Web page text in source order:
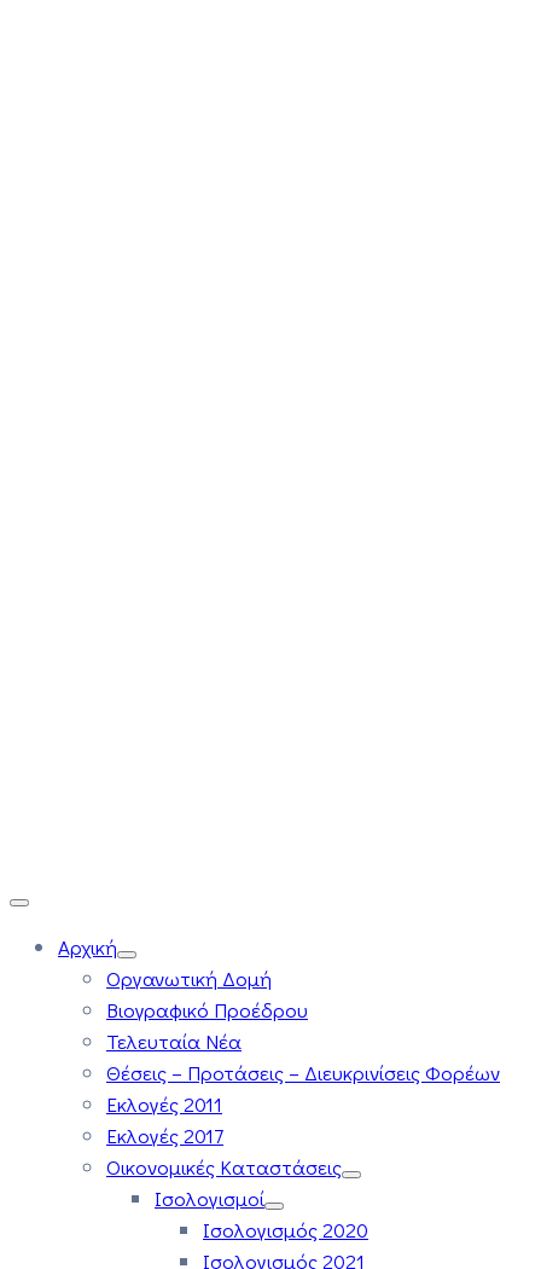
Αρχική
Οργανωτική Δομή
Βιογραφικό Προέδρου
Τελευταία Νέα
Θέσεις – Προτάσεις – Διευκρινίσεις Φορέων
Εκλογές 2011
Εκλογές 2017
Οικονομικές Καταστάσεις
Ισολογισμοί
Ισολογισμός 2020
Ισολογισμός 2021